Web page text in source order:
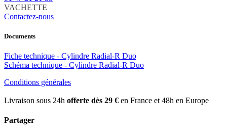
VACHETTE
Contactez-nous
Documents
Fiche technique - Cylindre Radial-R Duo
Schéma technique - Cylindre Radial-R Duo
Conditions générales
Livraison sous 24h offerte dès 29 € en France et 48h en Europe
Partager